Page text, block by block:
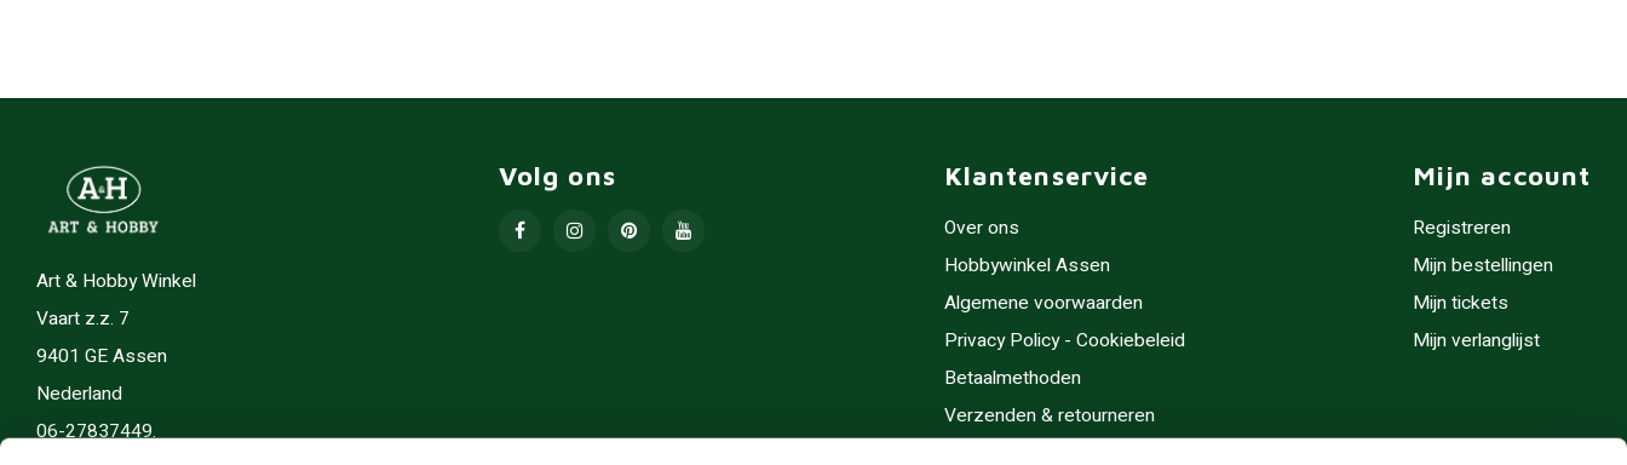
Art & Hobby Winkel
Vaart z.z. 7
9401 GE Assen
Nederland
06-27837449.
Volg ons Klantenservice
Over ons
Hobbywinkel Assen
Algemene voorwaarden
Privacy Policy - Cookiebeleid
Betaalmethoden
Verzenden & retourneren
Mijn account
Registreren
Mijn bestellingen
Mijn tickets
Mijn verlanglijst